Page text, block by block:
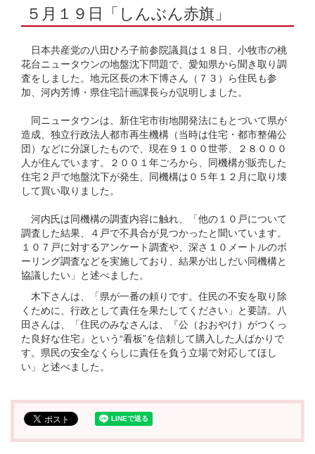
５月１９日「しんぶん赤旗」
日本共産党の八田ひろ子前参院議員は１８日、小牧市の桃
花台ニュータウンの地盤沈下問題で、愛知県から聞き取り調
査をしました。地元区長の木下博さん（７３）ら住民も参
加、河内芳博・県住宅計画課長らが説明しました。
同ニュータウンは、新住宅市街地開発法にもとづいて県が
造成、独立行政法人都市再生機構（当時は住宅・都市整備公
団）などに分譲したもので、現在９１００世帯、２８０００
人が住んでいます。２００１年ごろから、同機構が販売した
住宅２戸で地盤沈下が発生、同機構は０５年１２月に取り壊
して買い取りました。
河内氏は同機構の調査内容に触れ、「他の１０戸について
調査した結果、４戸で不具合が見つかったと聞いています。
１０７戸に対するアンケート調査や、深さ１０メートルのボ
ーリング調査などを実施しており、結果が出しだい同機構と
協議したい」と述べました。
木下さんは、「県が一番の頼りです。住民の不安を取り除
くために、行政として責任を果たしてください」と要請。八
田さんは、「住民のみなさんは、『公（おおやけ）がつくっ
た良好な住宅』という“看板”を信頼して購入した人ばかりで
す。県民の安全なくらしに責任を負う立場で対応してほし
い」と述べました。